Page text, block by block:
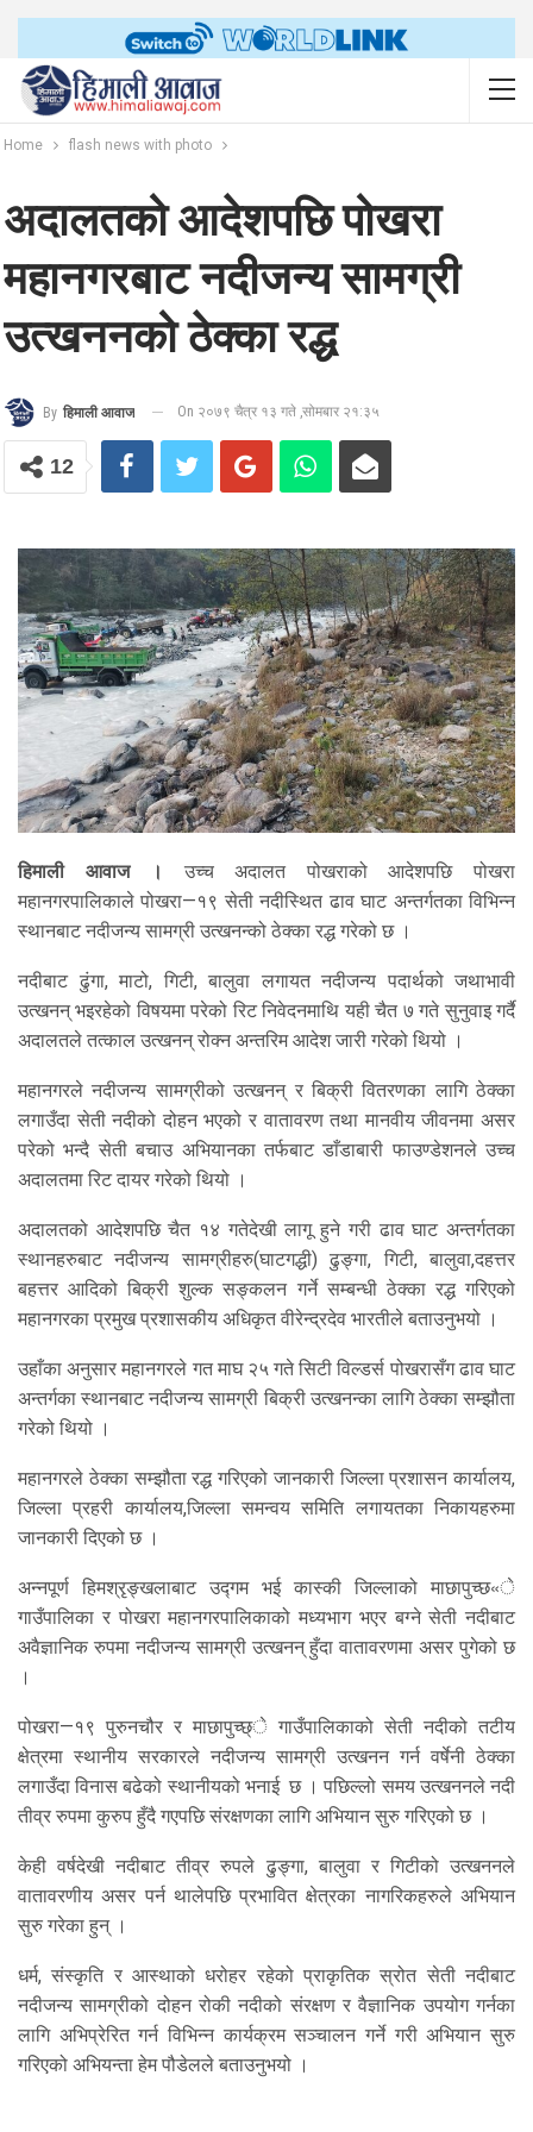
Home flash news with photo
अदालतको आदेशपछि पोखरा
महानगरबाट नदीजन्य सामग्री
उत्खननको ठेक्का रद्ध
By हिमाली आवाज On २०७९ चैत्र १३ गते ,सोमबार २१:३५
12
हिमाली आवाज ।
उच्च अदालत पोखराको आदेशपछि पोखरा
महानगरपालिकाले पोखरा—१९ सेती नदीस्थित ढाव घाट अन्तर्गतका विभिन्न
स्थानबाट नदीजन्य सामग्री उत्खनन्को ठेक्का रद्ध गरेको छ ।
नदीबाट ढुंगा, माटो, गिटी, बालुवा लगायत नदीजन्य पदार्थको जथाभावी
उत्खनन् भइरहेको विषयमा परेको रिट निवेदनमाथि यही चैत ७ गते सुनुवाइ गर्दै
अदालतले तत्काल उत्खनन् रोक्न अन्तरिम आदेश जारी गरेको थियो ।
महानगरले नदीजन्य सामग्रीको उत्खनन् र बिक्री वितरणका लागि ठेक्का
लगाउँदा सेती नदीको दोहन भएको र वातावरण तथा मानवीय जीवनमा असर
परेको भन्दै सेती बचाउ अभियानका तर्फबाट डाँडाबारी फाउण्डेशनले उच्च
अदालतमा रिट दायर गरेको थियो ।
अदालतको आदेशपछि चैत १४ गतेदेखी लागू हुने गरी ढाव घाट अन्तर्गतका
स्थानहरुबाट नदीजन्य सामग्रीहरु(घाटगद्धी) ढुङ्गा, गिटी, बालुवा,दहत्तर
बहत्तर आदिको बिक्री शुल्क सङ्कलन गर्ने सम्बन्धी ठेक्का रद्ध गरिएको
महानगरका प्रमुख प्रशासकीय अधिकृत वीरेन्द्रदेव भारतीले बताउनुभयो ।
उहाँका अनुसार महानगरले गत माघ २५ गते सिटी विल्डर्स पोखरासँग ढाव घाट
अन्तर्गका स्थानबाट नदीजन्य सामग्री बिक्री उत्खनन्का लागि ठेक्का सम्झौता
गरेको थियो ।
महानगरले ठेक्का सम्झौता रद्ध गरिएको जानकारी जिल्ला प्रशासन कार्यालय,
जिल्ला प्रहरी कार्यालय,जिल्ला समन्वय समिति लगायतका निकायहरुमा
जानकारी दिएको छ ।
अन्नपूर्ण हिमश्रृङ्खलाबाट उद्गम भई कास्की जिल्लाको माछापुच्छ«े
गाउँपालिका र पोखरा महानगरपालिकाको मध्यभाग भएर बग्ने सेती नदीबाट
अवैज्ञानिक रुपमा नदीजन्य सामग्री उत्खनन् हुँदा वातावरणमा असर पुगेको छ
।
पोखरा—१९ पुरुनचौर र माछापुच्छ्े गाउँपालिकाको सेती नदीको तटीय
क्षेत्रमा स्थानीय सरकारले नदीजन्य सामग्री उत्खनन गर्न वर्षेनी ठेक्का
लगाउँदा विनास बढेको स्थानीयको भनाई छ । पछिल्लो समय उत्खननले नदी
तीव्र रुपमा कुरुप हुँदै गएपछि संरक्षणका लागि अभियान सुरु गरिएको छ ।
केही वर्षदेखी नदीबाट तीव्र रुपले ढुङ्गा, बालुवा र गिटीको उत्खननले
वातावरणीय असर पर्न थालेपछि प्रभावित क्षेत्रका नागरिकहरुले अभियान
सुरु गरेका हुन् ।
धर्म, संस्कृति र आस्थाको धरोहर रहेको प्राकृतिक स्रोत सेती नदीबाट
नदीजन्य सामग्रीको दोहन रोकी नदीको संरक्षण र वैज्ञानिक उपयोग गर्नका
लागि अभिप्रेरित गर्न विभिन्न कार्यक्रम सञ्चालन गर्ने गरी अभियान सुरु
गरिएको अभियन्ता हेम पौडेलले बताउनुभयो ।